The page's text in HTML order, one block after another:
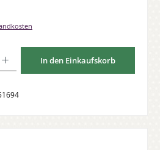
In den Einkaufskorb